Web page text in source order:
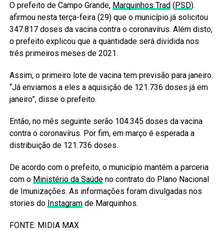
O prefeito de Campo Grande, Marquinhos Trad(PSD).
afirmou nesta terça-feira (29) que o município já solicitou
347.817 doses da vacina contra o coronavírus. Além disto,
o prefeito explicou que a quantidade será dividida nos
três primeiros meses de 2021.
Assim, o primeiro lote de vacina tem previsão para janeiro.
“Já enviamos a eles a aquisição de 121.736 doses já em
janeiro”, disse o prefeito.
Então, no mês seguinte serão 104.345 doses da vacina
contra o coronavírus. Por fim, em março é esperada a
distribuição de 121.736 doses.
De acordo com o prefeito, o município mantém a parceria
com o Ministério da Saúdeno contrato do Plano Nacional
de Imunizações. As informações foram divulgadas nos
stories do Instagramde Marquinhos.
FONTE: MIDIA MAX